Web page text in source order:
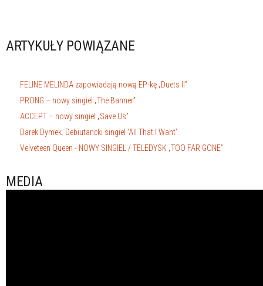
ARTYKUŁY POWIĄZANE
FELINE MELINDA zapowiadają nową EP-kę „Duets II”
PRONG – nowy singiel „The Banner”
ACCEPT – nowy singiel „Save Us”
Darek Dymek. Debiutancki singiel ‘All That I Want’
Velveteen Queen - NOWY SINGIEL / TELEDYSK „TOO FAR GONE”
MEDIA